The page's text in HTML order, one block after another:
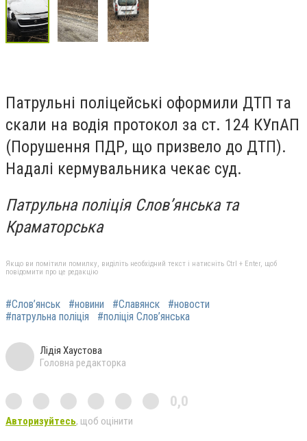
Патрульні поліцейські оформили ДТП та
скали на водія протокол за ст. 124 КУпАП
(Порушення ПДР, що призвело до ДТП).
Надалі кермувальника чекає суд.
Патрульна поліція Слов’янська та
Краматорська
Якщо ви помітили помилку, виділіть необхідний текст і натисніть Ctrl + Enter, щоб
повідомити про це редакцію
#Слов’янськ #новини #Славянск
#новости
#патрульна поліція
#поліція Слов’янська
Лідія Хаустова
Головна редакторка
0,0
Авторизуйтесь, щоб оцінити